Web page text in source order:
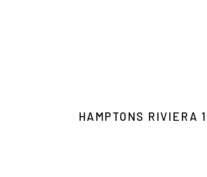
HAMPTONS RIVIERA 1